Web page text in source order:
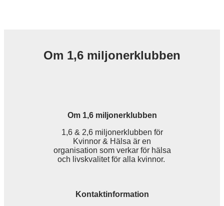
Om 1,6 miljonerklubben
Om 1,6 miljonerklubben
1,6 & 2,6 miljonerklubben för
Kvinnor & Hälsa är en
organisation som verkar för hälsa
och livskvalitet för alla kvinnor.
Kontaktinformation